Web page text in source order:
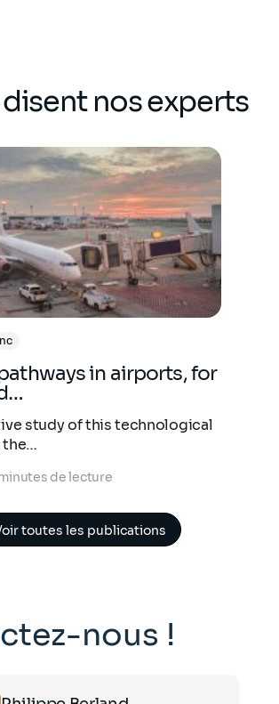
nos experts
study of this technological
the…
de lecture
toutes les publications
nous !